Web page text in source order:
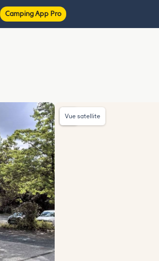
Camping App Pro
Vue satellite